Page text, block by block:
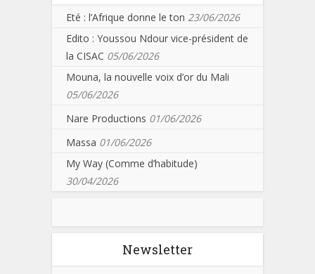
Eté : l’Afrique donne le ton 23/06/2026
Edito : Youssou Ndour vice-président de
la CISAC 05/06/2026
Mouna, la nouvelle voix d’or du Mali
05/06/2026
Nare Productions 01/06/2026
Massa 01/06/2026
My Way (Comme d’habitude)
30/04/2026
Newsletter